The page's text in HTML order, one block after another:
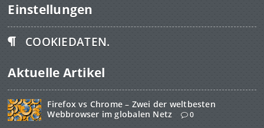
Einstellungen
COOKIEDATEN.
Aktuelle Artikel
Firefox vs Chrome – Zwei der weltbesten
Webbrowser im globalen Netz
0